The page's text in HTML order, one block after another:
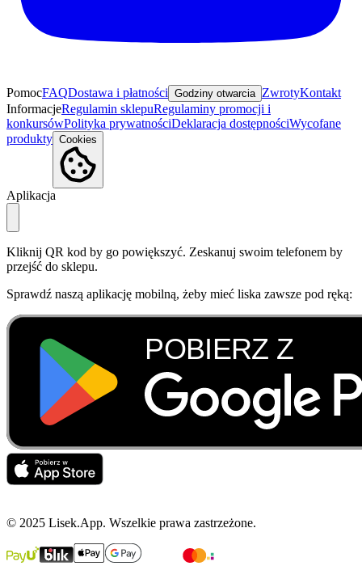
PomocFAQDostawa i płatności Godziny otwarcia ZwrotyKontakt
InformacjeRegulamin sklepuRegulaminy promocji i
konkursówPolityka prywatnościDeklaracja dostępnościWycofane
produkty Cookies
Aplikacja
Kliknij QR kod by go powiększyć. Zeskanuj swoim telefonem by
przejść do sklepu.
Sprawdź naszą aplikację mobilną, żeby mieć liska zawsze pod ręką:
© 2025 Lisek.App. Wszelkie prawa zastrzeżone.